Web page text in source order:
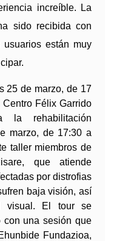
increíble. La
sido recibida con
usuarios están muy
25 de marzo, de 17
Félix Garrido
la rehabilitación
marzo, de 17:30 a
taller miembros de
que atiende
por distrofias
baja visión, así
visual. El tour se
con una sesión que
Fundazioa,